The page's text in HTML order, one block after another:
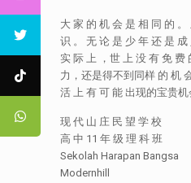
大 家 的 机 会 是 相 同 的
识 。 无 论 是 少 年 还 是
实 际 上 ，世 上 没 有 免
力，还是得不到同样 的 机
活 上 有 可 能 出现的宝贵机
现 代 山 庄 民 望 学 校
高 中 11 年 级 理 科 班
Sekolah Harapan Bangsa
Modernhill